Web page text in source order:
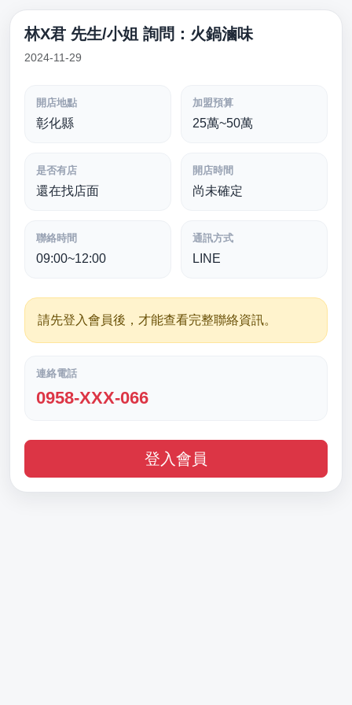
林X君 先生/小姐 詢問：火鍋滷味
2024-11-29
開店地點
彰化縣
加盟預算
25萬~50萬
是否有店
還在找店面
開店時間
尚未確定
聯絡時間
09:00~12:00
通訊方式
LINE
請先登入會員後，才能查看完整聯絡資訊。
連絡電話
0958-XXX-066
登入會員